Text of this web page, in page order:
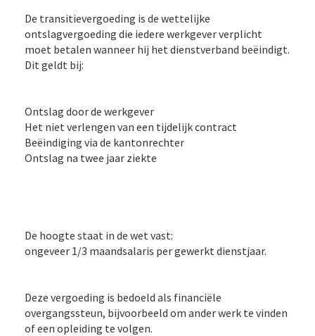
De transitievergoeding is de wettelijke
ontslagvergoeding die iedere werkgever verplicht
moet betalen wanneer hij het dienstverband beëindigt.
Dit geldt bij:
Ontslag door de werkgever
Het niet verlengen van een tijdelijk contract
Beëindiging via de kantonrechter
Ontslag na twee jaar ziekte
De hoogte staat in de wet vast:
ongeveer 1/3 maandsalaris per gewerkt dienstjaar.
Deze vergoeding is bedoeld als financiële
overgangssteun, bijvoorbeeld om ander werk te vinden
of een opleiding te volgen.